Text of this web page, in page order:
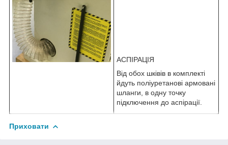
АСПІРАЦІЯ
Від обох шківів в комплекті
йдуть поліуретанові армовані
шланги, в одну точку
підключення до аспірації.
Приховати